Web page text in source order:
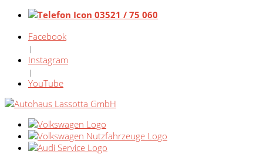
03521 / 75 060
Facebook
|
Instagram
|
YouTube